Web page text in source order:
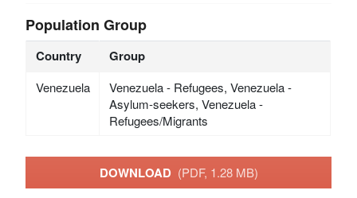
Population Group
Country Group
Venezuela
Venezuela - Refugees, Venezuela -
Asylum-seekers, Venezuela -
Refugees/Migrants
DOWNLOAD (PDF, 1.28 MB)